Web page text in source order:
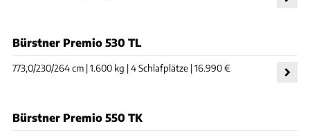
Bürstner Premio 530 TL
773,0/230/264 cm | 1.600 kg | 4 Schlafplätze | 16.990 €
Bürstner Premio 550 TK